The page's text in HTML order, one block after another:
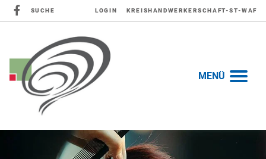
SUCHE LOGIN KREISHANDWERKERSCHAFT-ST-WAF
MENÜ